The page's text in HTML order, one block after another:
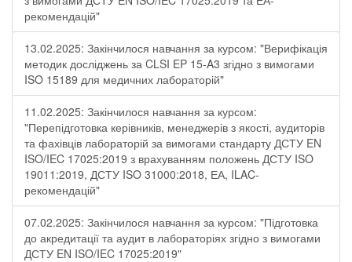
рекомендацій"
13.02.2025: Закінчилося навчання за курсом: "Верифікація
методик досліджень за CLSI EP 15-A3 згідно з вимогами
ISO 15189 для медичних лабораторій"
11.02.2025: Закінчилося навчання за курсом:
"Перепідготовка керівників, менеджерів з якості, аудиторів
та фахівців лабораторій за вимогами стандарту ДСТУ EN
ISO/IEC 17025:2019 з врахуванням положень ДСТУ ISO
19011:2019, ДСТУ ISO 31000:2018, ЕА, ILAC-
рекомендацій"
07.02.2025: Закінчилося навчання за курсом: "Підготовка
до акредитації та аудит в лабораторіях згідно з вимогами
ДСТУ EN ISO/IEC 17025:2019"